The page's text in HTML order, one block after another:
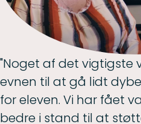
"Noget af det vigtigste
evnen til at gå lidt
for eleven. Vi har fået
bedre i stand til at